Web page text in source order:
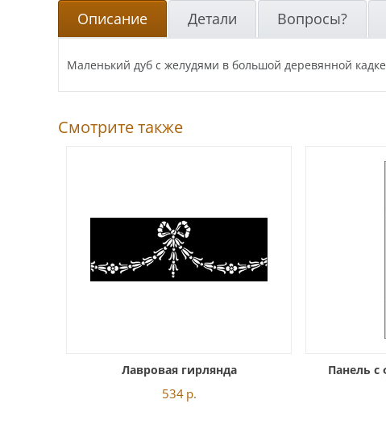
Описание Детали Вопросы?
Маленький дуб с желудями в большой деревянной
Смотрите также
Лавровая гирлянда
534 р.
Панель